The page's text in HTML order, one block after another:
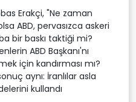
Erakçi, "Ne zaman
ABD, pervasızca askeri
bir baskı taktiği mi?
ABD Başkanı'nı
için kandırması mı?
aynı: İranlılar asla
kullandı